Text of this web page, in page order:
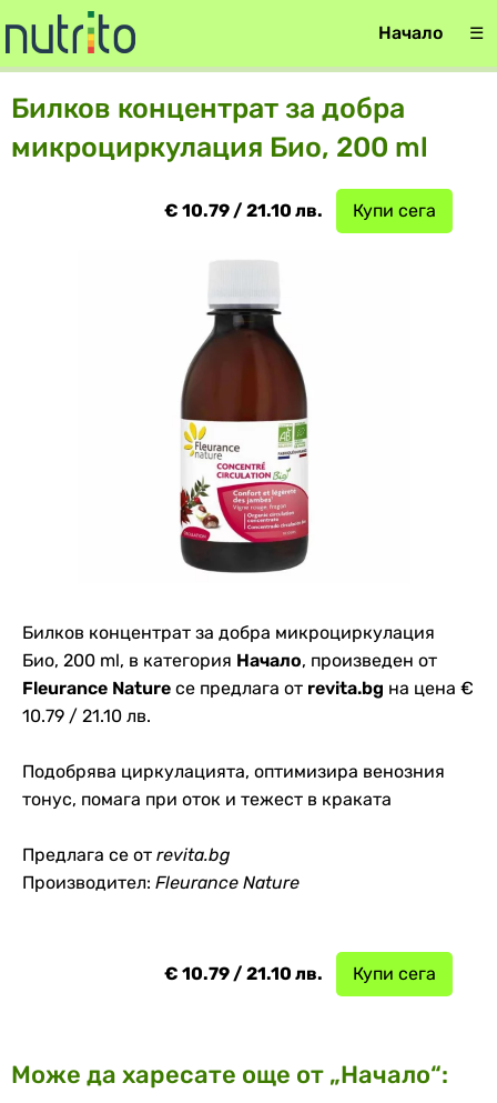
Начало ☰
Билков концентрат за добра
микроциркулация Био, 200 ml
Купи сега
€ 10.79 / 21.10 лв.
Билков концентрат за добра микроциркулация
Био, 200 ml, в категория Начало, произведен от
Fleurance Nature се предлага от revita.bg на цена €
10.79 / 21.10 лв.
Подобрява циркулацията, оптимизира венозния
тонус, помага при оток и тежест в краката
Предлага се от revita.bg
Производител: Fleurance Nature
Купи сега
€ 10.79 / 21.10 лв.
Може да харесате още от „Начало“: